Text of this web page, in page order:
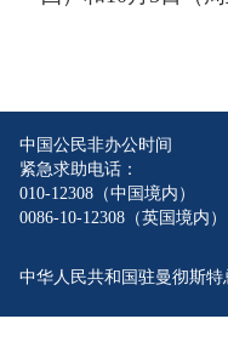
中国公民非办公时间
紧急求助电话：
010-12308（中国境内）
0086-10-12308（英国境内）
中华人民共和国驻曼彻斯